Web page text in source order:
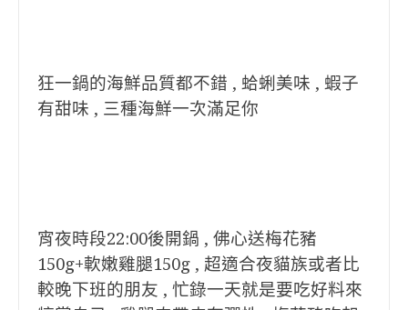
狂一鍋的海鮮品質都不錯 , 蛤蜊美味 , 蝦子
有甜味 , 三種海鮮一次滿足你
宵夜時段22:00後開鍋 , 佛心送梅花豬
150g+軟嫩雞腿150g , 超適合夜貓族或者比
較晚下班的朋友 , 忙錄一天就是要吃好料來